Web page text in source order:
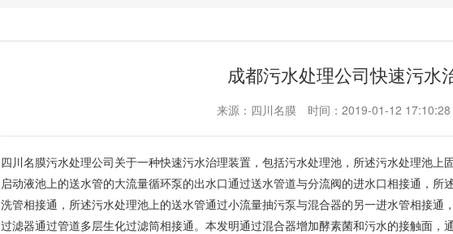
成都污水处理公司快速污水
来源：四川名膜 时间：2019-01-12 17:10:28
四川名膜污水处理公司关于一种快速污水治理装置，包括污水处理池，所述污水处理池
启动液池上的送水管的大流量循环泵的出水口通过送水管道与分流阀的进水口相接通，
洗管相接通，所述污水处理池上的送水管通过小流量抽污泵与混合器的另一进水管相接
过滤器通过管道多层生化过滤筒相接通。本发明通过混合器增加酵素菌和污水的接触面，